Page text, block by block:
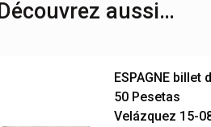
Découvrez aussi…
ESPAGNE billet
50 Pesetas
Velázquez 15-